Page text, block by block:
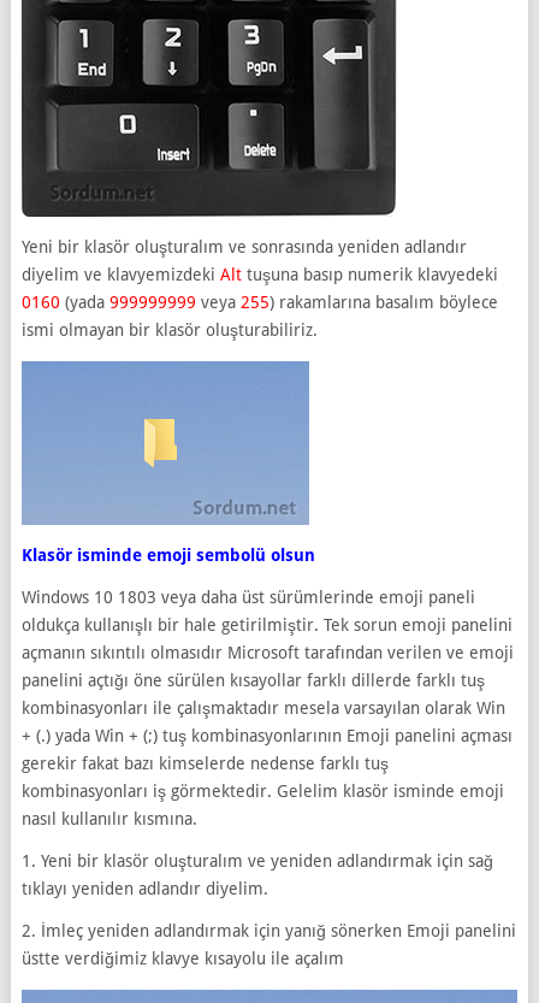
Yeni bir klasör oluşturalım ve sonrasında yeniden adlandır
diyelim ve klavyemizdeki Alttuşuna basıp numerik klavyedeki
0160 (yada 999999999 veya 255) rakamlarına basalım böylece
ismi olmayan bir klasör oluşturabiliriz.
Klasör isminde emoji sembolü olsun
Windows 10 1803 veya daha üst sürümlerinde emoji paneli
oldukça kullanışlı bir hale getirilmiştir. Tek sorun emoji panelini
açmanın sıkıntılı olmasıdır Microsoft tarafından verilen ve emoji
panelini açtığı öne sürülen kısayollar farklı dillerde farklı tuş
kombinasyonları ile çalışmaktadır mesela varsayılan olarak Win
+ (.) yada Win + (;) tuş kombinasyonlarının Emoji panelini açması
gerekir fakat bazı kimselerde nedense farklı tuş
kombinasyonları iş görmektedir. Gelelim klasör isminde emoji
nasıl kullanılır kısmına.
1. Yeni bir klasör oluşturalım ve yeniden adlandırmak için sağ
tıklayı yeniden adlandır diyelim.
2. İmleç yeniden adlandırmak için yanığ sönerken Emoji panelini
üstte verdiğimiz klavye kısayolu ile açalım